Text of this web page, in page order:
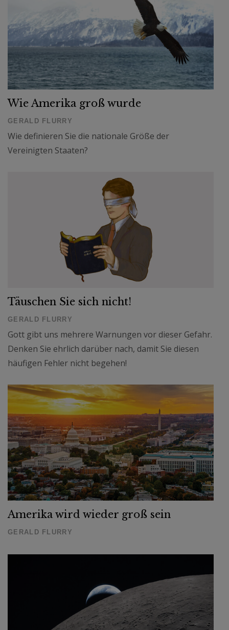
Wie Amerika groß wurde
GERALD FLURRY
Wie definieren Sie die nationale Größe der
Vereinigten Staaten?
Täuschen Sie sich nicht!
GERALD FLURRY
Gott gibt uns mehrere Warnungen vor dieser Gefahr.
Denken Sie ehrlich darüber nach, damit Sie diesen
häufigen Fehler nicht begehen!
Amerika wird wieder groß sein
GERALD FLURRY